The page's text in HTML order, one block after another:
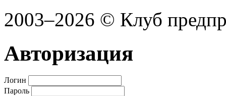
2003–2026 © Клуб
Авторизация
Логин
Пароль